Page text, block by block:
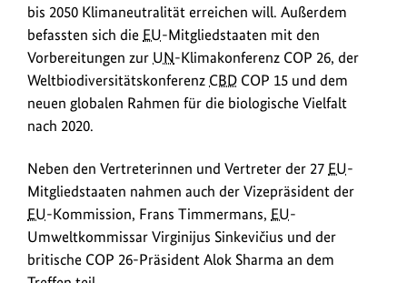
informellen
Treffen
in
der
slowenischen
Hauptstadt
und
Kranj
zusammen.
Für
Deutschland
bis 2050 Klimaneutralität erreichen will. Außerdem
befassten sich die EU-Mitgliedstaaten mit den
Vorbereitungen zur UN-Klimakonferenz COP 26, der
Weltbiodiversitätskonferenz CBD COP 15 und dem
neuen globalen Rahmen für die biologische Vielfalt
nach 2020.
Neben den Vertreterinnen und Vertreter der 27 EU-
Mitgliedstaaten nahmen auch der Vizepräsident der
EU-Kommission, Frans Timmermans, EU-
Umweltkommissar Virginijus Sinkevičius und der
britische COP 26-Präsident Alok Sharma an dem